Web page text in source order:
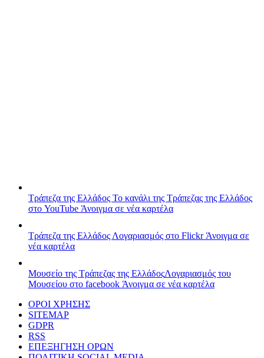
Τράπεζα της Ελλάδος Το κανάλι της Τράπεζας της Ελλάδος
στο YouTube Άνοιγμα σε νέα καρτέλα
Τράπεζα της Ελλάδος Λογαριασμός στο FlickrΆνοιγμα σε
νέα καρτέλα
Μουσείο της Τράπεζας της ΕλλάδοςΛογαριασμός του
Μουσείου στο facebook Άνοιγμα σε νέα καρτέλα
ΟΡΟΙ ΧΡΗΣΗΣ
SITEMAP
GDPR
RSS
ΕΠΕΞΗΓΗΣΗ ΟΡΩΝ